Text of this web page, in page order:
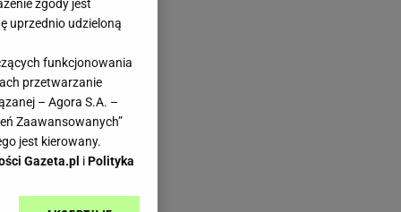
zgody jest
uprzednio udzieloną
funkcjonowania
przetwarzanie
– Agora S.A. –
Zaawansowanych”
jest kierowany.
Gazeta.pl iPolityka